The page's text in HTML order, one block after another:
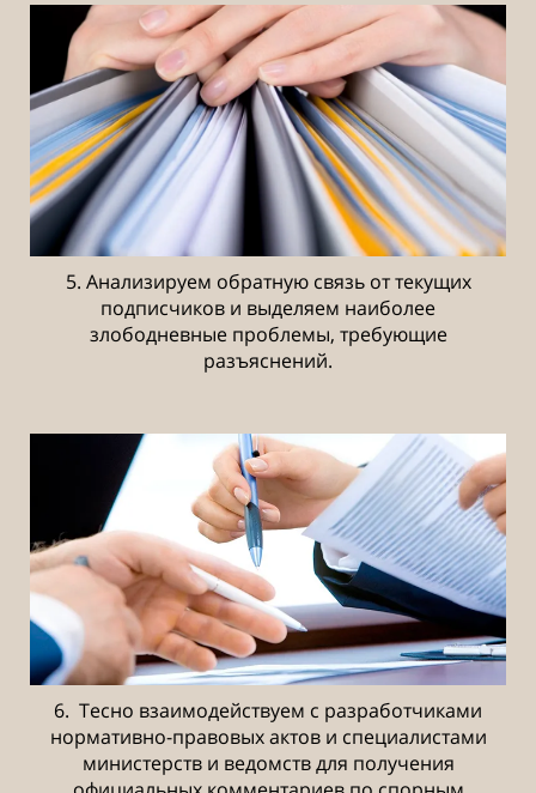
5. Анализируем обратную связь от текущих
подписчиков и выделяем наиболее
злободневные проблемы, требующие
разъяснений.
6. Тесно взаимодействуем с разработчиками
нормативно-правовых актов и специалистами
министерств и ведомств для получения